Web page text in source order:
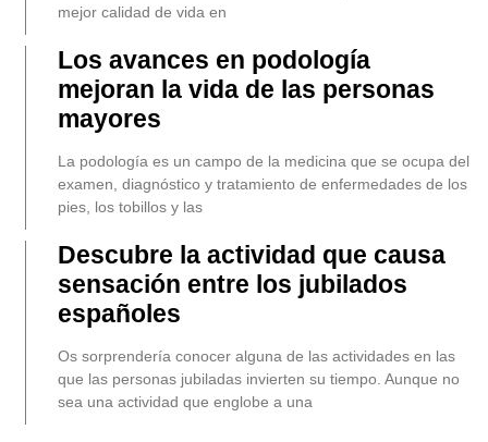
mejor calidad de vida en
Los avances en podología
mejoran la vida de las personas
mayores
La podología es un campo de la medicina que se ocupa del
examen, diagnóstico y tratamiento de enfermedades de los
pies, los tobillos y las
Descubre la actividad que causa
sensación entre los jubilados
españoles
Os sorprendería conocer alguna de las actividades en las
que las personas jubiladas invierten su tiempo. Aunque no
sea una actividad que englobe a una